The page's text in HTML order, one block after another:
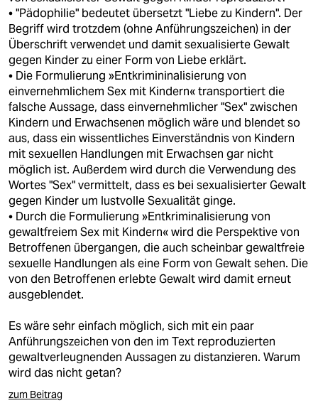
• "Pädophilie" bedeutet übersetzt "Liebe zu Kindern". Der
Begriff wird trotzdem (ohne Anführungszeichen) in der
Überschrift verwendet und damit sexualisierte Gewalt
gegen Kinder zu einer Form von Liebe erklärt.
• Die Formulierung »Entkrimininalisierung von
einvernehmlichem Sex mit Kindern« transportiert die
falsche Aussage, dass einvernehmlicher "Sex" zwischen
Kindern und Erwachsenen möglich wäre und blendet so
aus, dass ein wissentliches Einverständnis von Kindern
mit sexuellen Handlungen mit Erwachsen gar nicht
möglich ist. Außerdem wird durch die Verwendung des
Wortes "Sex" vermittelt, dass es bei sexualisierter Gewalt
gegen Kinder um lustvolle Sexualität ginge.
• Durch die Formulierung »Entkriminalisierung von
gewaltfreiem Sex mit Kindern« wird die Perspektive von
Betroffenen übergangen, die auch scheinbar gewaltfreie
sexuelle Handlungen als eine Form von Gewalt sehen. Die
von den Betroffenen erlebte Gewalt wird damit erneut
ausgeblendet.
Es wäre sehr einfach möglich, sich mit ein paar
Anführungszeichen von den im Text reproduzierten
gewaltverleugnenden Aussagen zu distanzieren. Warum
wird das nicht getan?
zum Beitrag